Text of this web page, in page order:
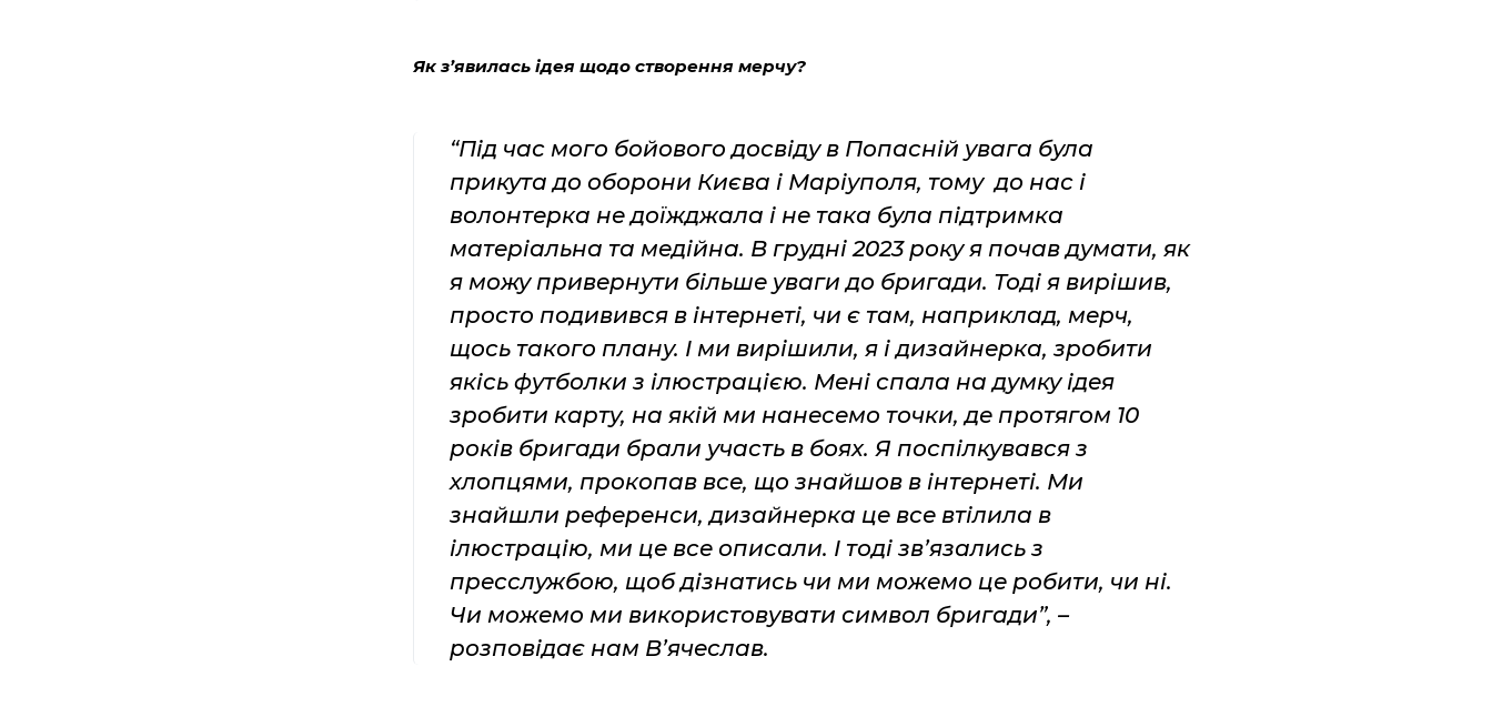
Як з’явилась ідея щодо створення мерчу?
“Під час мого бойового досвіду в Попасній увага була
прикута до оборони Києва і Маріуполя, тому до нас і
волонтерка не доїжджала і не така була підтримка
матеріальна та медійна. В грудні 2023 року я почав думати, як
я можу привернути більше уваги до бригади. Тоді я вирішив,
просто подивився в інтернеті, чи є там, наприклад, мерч,
щось такого плану. І ми вирішили, я і дизайнерка, зробити
якісь футболки з ілюстрацією. Мені спала на думку ідея
зробити карту, на якій ми нанесемо точки, де протягом 10
років бригади брали участь в боях. Я поспілкувався з
хлопцями, прокопав все, що знайшов в інтернеті. Ми
знайшли референси, дизайнерка це все втілила в
ілюстрацію, ми це все описали. І тоді зв’язались з
пресслужбою, щоб дізнатись чи ми можемо це робити, чи ні.
Чи можемо ми використовувати символ бригади”, –
розповідає нам В’ячеслав.